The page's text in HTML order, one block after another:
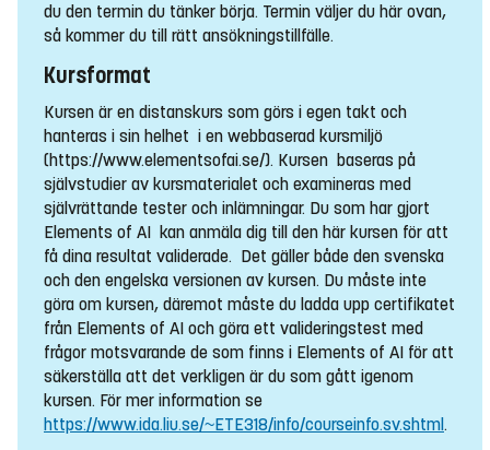
du den termin du tänker börja. Termin väljer du här ovan,
så kommer du till rätt ansökningstillfälle.
Kursformat
Kursen är en distanskurs som görs i egen takt och
hanteras i sin helhet i en webbaserad kursmiljö
(https://www.elementsofai.se/). Kursen baseras på
självstudier av kursmaterialet och examineras med
självrättande tester och inlämningar. Du som har gjort
Elements of AI kan anmäla dig till den här kursen för att
få dina resultat validerade. Det gäller både den svenska
och den engelska versionen av kursen. Du måste inte
göra om kursen, däremot måste du ladda upp certifikatet
från Elements of AI och göra ett valideringstest med
frågor motsvarande de som finns i Elements of AI för att
säkerställa att det verkligen är du som gått igenom
kursen. För mer information se
https://www.ida.liu.se/~ETE318/info/courseinfo.sv.shtml.